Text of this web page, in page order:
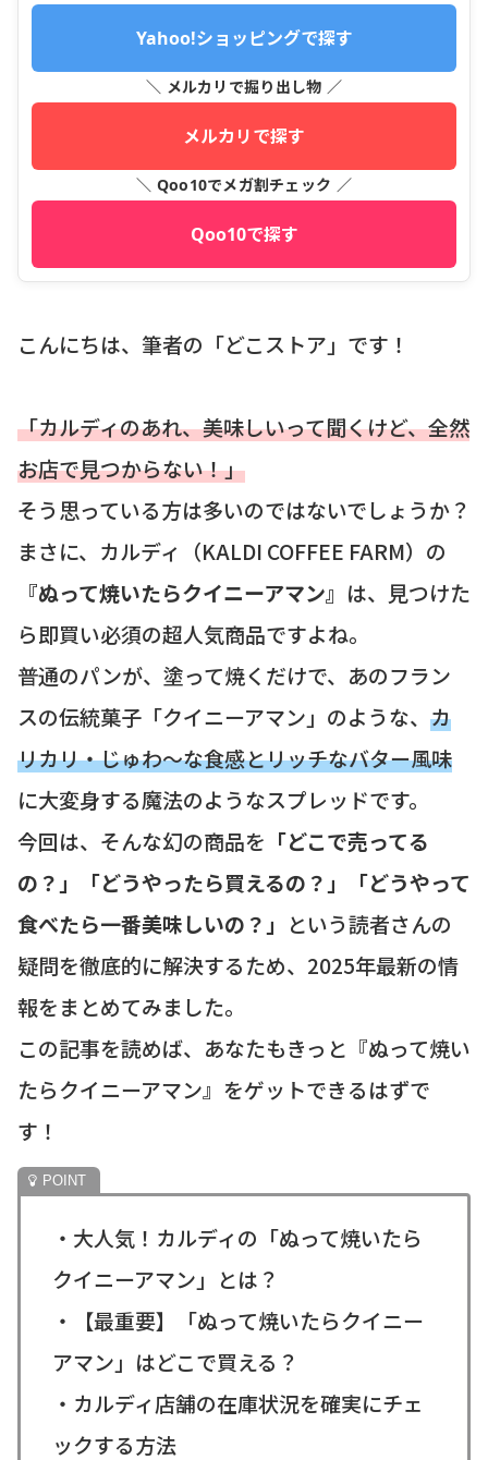
Yahoo!ショッピングで探す
＼ メルカリで掘り出し物 ／
メルカリで探す
＼ Qoo10でメガ割チェック ／
Qoo10で探す
こんにちは、筆者の「どこストア」です！
「カルディのあれ、美味しいって聞くけど、全然
お店で見つからない！」
そう思っている方は多いのではないでしょうか？
まさに、カルディ（KALDI COFFEE FARM）の
『ぬって焼いたらクイニーアマン』 は、見つけた
ら即買い必須の超人気商品ですよね。
普通のパンが、塗って焼くだけで、あのフラン
スの伝統菓子「クイニーアマン」のような、 カ
リカリ・じゅわ〜な食感とリッチなバター風味
に大変身する魔法のようなスプレッドです。
今回は、そんな幻の商品を 「どこで売ってる
の？」「どうやったら買えるの？」「どうやって
食べたら一番美味しいの？」 という読者さんの
疑問を徹底的に解決するため、2025年最新の情
報をまとめてみました。
この記事を読めば、あなたもきっと『ぬって焼い
たらクイニーアマン』をゲットできるはずで
す！
・大人気！カルディの「ぬって焼いたら
クイニーアマン」とは？
・【最重要】「ぬって焼いたらクイニー
アマン」はどこで買える？
・カルディ店舗の在庫状況を確実にチェ
ックする方法